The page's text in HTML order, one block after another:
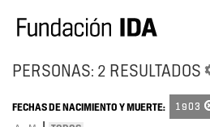
PERSONAS: 2 RESULTADOS
FECHAS DE NACIMIENTO Y MUERTE: 1903